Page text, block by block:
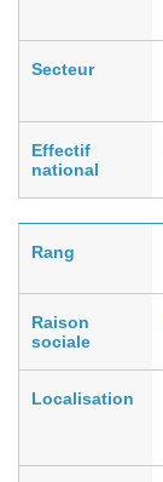
Secteur
Effectif
national
Rang
Raison
sociale
Localisation